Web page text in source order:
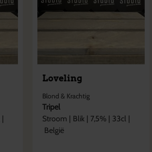
|
Loveling
Blond & Krachtig
Tripel
Stroom | Blik | 7,5% | 33cl |
België